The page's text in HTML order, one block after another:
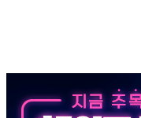
낮 39도
진화
틀 바꿔…국민 불안감 가중"